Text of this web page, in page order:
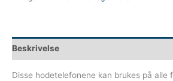
Beskrivelse
Disse hodetelefonene kan brukes på alle